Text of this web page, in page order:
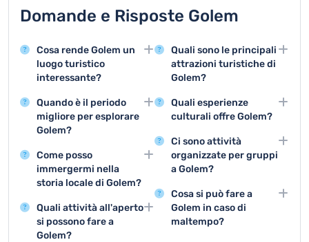
Domande e Risposte Golem
Cosa rende Golem un
luogo turistico
interessante?
Golem offre splendide
spiagge cristalline e
paesaggi naturali
chi cerca relax e
avventura in un
contesto marino unico.
Quando è il periodo
migliore per esplorare
Golem?
La stagione estiva da
giugno a settembre è
perfetta per visitare
piacevoli e massima
accessibilità alle
attrazioni turistiche.
Come posso
immergermi nella
storia locale di Golem?
Visitando i piccoli musei
locali e partecipando a
tour guidati che
Quali attività all'aperto
si possono fare a
Golem?
Quali sono le principali
attrazioni turistiche di
Golem?
Le principali attrazioni
includono le spiagge
naturalistici e le
escursioni marine.
Quali esperienze
culturali offre Golem?
Golem propone mostre
locali, festival
tradizionali e laboratori
raccontano la cultura
del territorio.
Ci sono attività
organizzate per gruppi
a Golem?
Sono disponibili tour di
gruppo, escursioni
collettive e attività
ricreative che
Cosa si può fare a
Golem in caso di
maltempo?